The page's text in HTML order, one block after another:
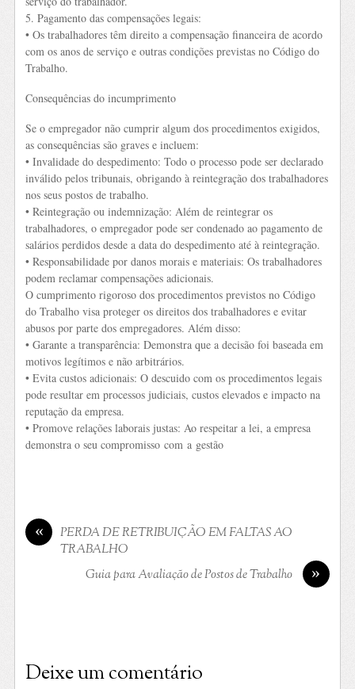
5. Pagamento das compensações legais:
• Os trabalhadores têm direito a compensação financeira de acordo
com os anos de serviço e outras condições previstas no Código do
Trabalho.
Consequências do incumprimento
Se o empregador não cumprir algum dos procedimentos exigidos,
as consequências são graves e incluem:
• Invalidade do despedimento: Todo o processo pode ser declarado
inválido pelos tribunais, obrigando à reintegração dos trabalhadores
nos seus postos de trabalho.
• Reintegração ou indemnização: Além de reintegrar os
trabalhadores, o empregador pode ser condenado ao pagamento de
salários perdidos desde a data do despedimento até à reintegração.
• Responsabilidade por danos morais e materiais: Os trabalhadores
podem reclamar compensações adicionais.
O cumprimento rigoroso dos procedimentos previstos no Código
do Trabalho visa proteger os direitos dos trabalhadores e evitar
abusos por parte dos empregadores. Além disso:
• Garante a transparência: Demonstra que a decisão foi baseada em
motivos legítimos e não arbitrários.
• Evita custos adicionais: O descuido com os procedimentos legais
pode resultar em processos judiciais, custos elevados e impacto na
reputação da empresa.
• Promove relações laborais justas: Ao respeitar a lei, a empresa
demonstra o seu compromisso com a gestão
«
PERDA DE RETRIBUIÇÃO EM FALTAS AO
TRABALHO
»
Guia para Avaliação de Postos de Trabalho ​
Deixe um comentário